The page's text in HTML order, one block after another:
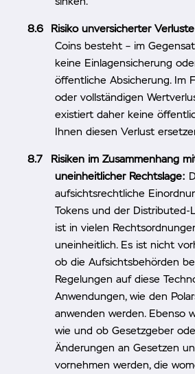
Risiko unversicherter
Coins besteht – im
keine Einlagensicherung
öffentliche Absicherung. Im
oder vollständigen
existiert daher keine
Ihnen diesen Verlust
Risiken im Zusammenhang
uneinheitlicher Rechtslage:
aufsichtsrechtliche
Tokens und der Distributed-
ist in vielen
uneinheitlich. Es ist nicht
ob die Aufsichtsbehörden
Regelungen auf diese
Anwendungen, wie den
anwenden werden. Ebenso
wie und ob Gesetzgeber
Änderungen an Gesetzen
vornehmen werden, die